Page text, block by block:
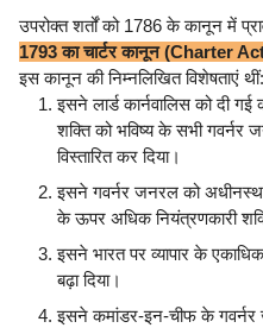
उपरोक्त शर्तों को 1786 के कानून में
1793 का चार्टर कानून (Charter
इस कानून की निम्नलिखित विशेषताएं थीं:
इसने लार्ड कार्नवालिस को दी
शक्ति को भविष्य के सभी गवर्नर
विस्तारित कर दिया।
इसने गवर्नर जनरल को अधीनस्थ
के ऊपर अधिक नियंत्रणकारी
इसने भारत पर व्यापार के
बढ़ा दिया।
इसने कमांडर-इन-चीफ के